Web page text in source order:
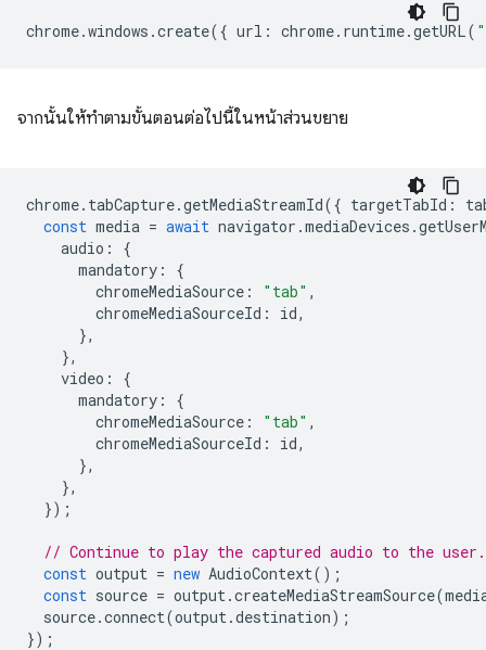
chrome.windows .create({ url : chrome. runtime.getURL(
จากนั้นให้ทำตามขั้นตอนต่อไปนี้ในหน้าส่วนขยาย
chrome. tabCapture.getMediaStreamId({ targetTabId :
const media = await navigator .mediaDevices .
audio :
{
mandatory :
{
chromeMediaSource : "tab" ,
chromeMediaSourceId : id,
},
},
video :
{
mandatory :
{
chromeMediaSource : "tab" ,
chromeMediaSourceId : id,
},
},
});
// Continue to play the captured audio to the user.
const output = new AudioContext();
const source = output .createMediaStreamSource(
source.connect(output .destination);
});